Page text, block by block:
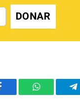
DONAR
WhatsApp